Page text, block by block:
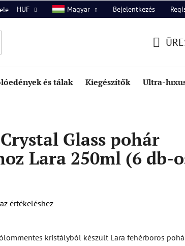
Rólunk Kapcsolat
HUF Magyar Bejelentkezés
és tálak Kiegészítők Ultra-
Glass pohár
Lara 250ml (6 db-
értékeléshez
kristályból készült Lara fehérboros